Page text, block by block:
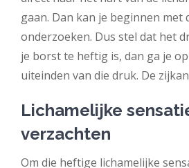
gaan. Dan kan je beginnen met
onderzoeken. Dus stel dat het
je borst te heftig is, dan ga je
uiteinden van die druk. De
Lichamelijke
verzachten
Om die heftige lichamelijke